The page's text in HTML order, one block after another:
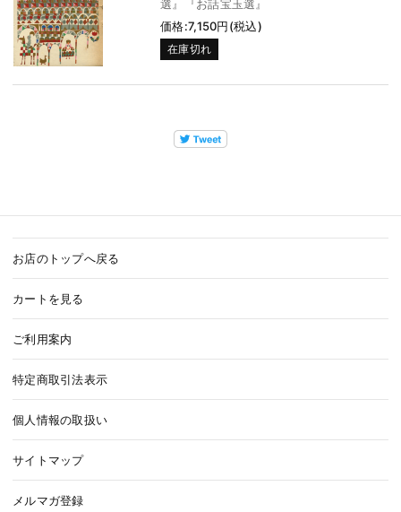
選』『お話宝玉選』
価格:7,150円(税込)
在庫切れ
お店のトップへ戻る
カートを見る
ご利用案内
特定商取引法表示
個人情報の取扱い
サイトマップ
メルマガ登録